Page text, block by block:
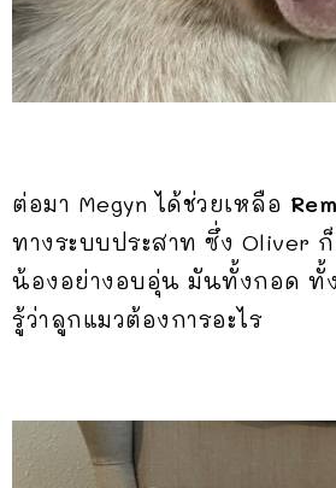
ต่อมา Megyn ได้ช่วยเหลือ
ทางระบบประสาท ซึ่ง Oliver
น้องอย่างอบอุ่น มันทั้งกอด ทั้
รู้ว่าลูกแมวต้องการอะไร